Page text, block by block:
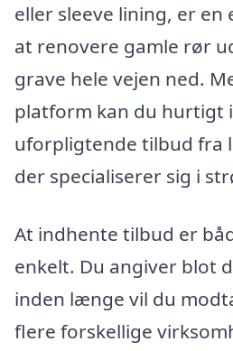
eller sleeve lining, er
at renovere gamle rør
grave hele vejen ned.
platform kan du hurtigt
uforpligtende tilbud fra
der specialiserer sig i
At indhente tilbud er
enkelt. Du angiver blot
inden længe vil du
flere forskellige